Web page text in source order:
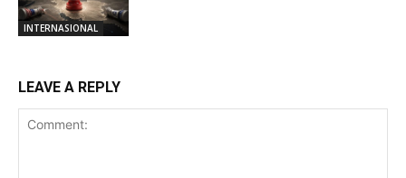
INTERNASIONAL
LEAVE A REPLY